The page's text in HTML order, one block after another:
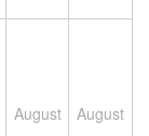
August August